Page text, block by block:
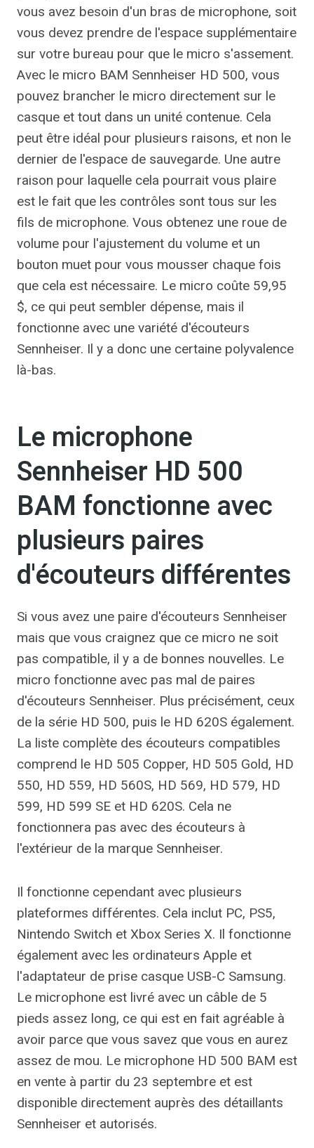
vous avez besoin d'un bras de microphone, soit
vous devez prendre de l'espace supplémentaire
sur votre bureau pour que le micro s'assement.
Avec le micro BAM Sennheiser HD 500, vous
pouvez brancher le micro directement sur le
casque et tout dans un unité contenue. Cela
peut être idéal pour plusieurs raisons, et non le
dernier de l'espace de sauvegarde. Une autre
raison pour laquelle cela pourrait vous plaire
est le fait que les contrôles sont tous sur les
fils de microphone. Vous obtenez une roue de
volume pour l'ajustement du volume et un
bouton muet pour vous mousser chaque fois
que cela est nécessaire. Le micro coûte 59,95
$, ce qui peut sembler dépense, mais il
fonctionne avec une variété d'écouteurs
Sennheiser. Il y a donc une certaine polyvalence
là-bas.
Le microphone
Sennheiser HD 500
BAM fonctionne avec
plusieurs paires
d'écouteurs différentes
Si vous avez une paire d'écouteurs Sennheiser
mais que vous craignez que ce micro ne soit
pas compatible, il y a de bonnes nouvelles. Le
micro fonctionne avec pas mal de paires
d'écouteurs Sennheiser. Plus précisément, ceux
de la série HD 500, puis le HD 620S également.
La liste complète des écouteurs compatibles
comprend le HD 505 Copper, HD 505 Gold, HD
550, HD 559, HD 560S, HD 569, HD 579, HD
599, HD 599 SE et HD 620S. Cela ne
fonctionnera pas avec des écouteurs à
l'extérieur de la marque Sennheiser.
Il fonctionne cependant avec plusieurs
plateformes différentes. Cela inclut PC, PS5,
Nintendo Switch et Xbox Series X. Il fonctionne
également avec les ordinateurs Apple et
l'adaptateur de prise casque USB-C Samsung.
Le microphone est livré avec un câble de 5
pieds assez long, ce qui est en fait agréable à
avoir parce que vous savez que vous en aurez
assez de mou. Le microphone HD 500 BAM est
en vente à partir du 23 septembre et est
disponible directement auprès des détaillants
Sennheiser et autorisés.